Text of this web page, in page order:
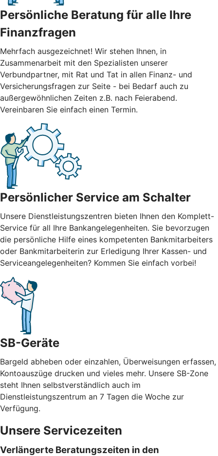
Persönliche Beratung für alle Ihre
Finanzfragen
Mehrfach ausgezeichnet! Wir stehen Ihnen, in
Zusammenarbeit mit den Spezialisten unserer
Verbundpartner, mit Rat und Tat in allen Finanz- und
Versicherungsfragen zur Seite - bei Bedarf auch zu
außergewöhnlichen Zeiten z.B. nach Feierabend.
Vereinbaren Sie einfach einen Termin.
Persönlicher Service am Schalter
Unsere Dienstleistungszentren bieten Ihnen den Komplett-
Service für all Ihre Bankangelegenheiten. Sie bevorzugen
die persönliche Hilfe eines kompetenten Bankmitarbeiters
oder Bankmitarbeiterin zur Erledigung Ihrer Kassen- und
Serviceangelegenheiten? Kommen Sie einfach vorbei!
SB-Geräte
Bargeld abheben oder einzahlen, Überweisungen erfassen,
Kontoauszüge drucken und vieles mehr. Unsere SB-Zone
steht Ihnen selbstverständlich auch im
Dienstleistungszentrum an 7 Tagen die Woche zur
Verfügung.
Unsere Servicezeiten
Verlängerte Beratungszeiten in den